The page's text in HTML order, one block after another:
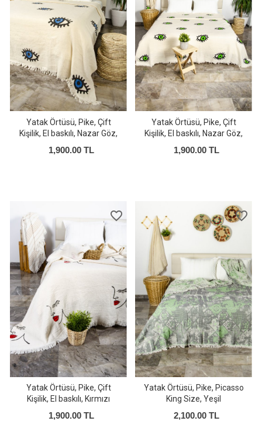
Yatak Örtüsü, Pike, Çift
Kişilik, El baskılı, Nazar Göz,
1,900.00 TL
Yatak Örtüsü, Pike, Çift
Kişilik, El baskılı, Nazar Göz,
1,900.00 TL
favorite_border
Yatak Örtüsü, Pike, Çift
Kişilik, El baskılı, Kırmızı
Dudak
1,900.00 TL
favorite_border
Yatak Örtüsü, Pike, Picasso
King Size, Yeşil
2,100.00 TL